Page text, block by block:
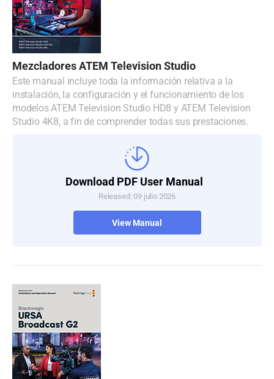
Mezcladores ATEM Television Studio
Este manual incluye toda la información relativa a la
instalación, la configuración y el funcionamiento de los
modelos ATEM Television Studio HD8 y ATEM Television
Studio 4K8, a fin de comprender todas sus prestaciones.
Download PDF User Manual
Released: 09 julio 2026
View Manual